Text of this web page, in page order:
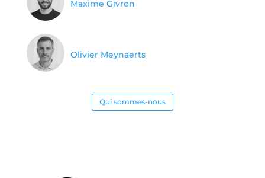
Maxime Givron
Olivier Meynaerts
Qui sommes-nous